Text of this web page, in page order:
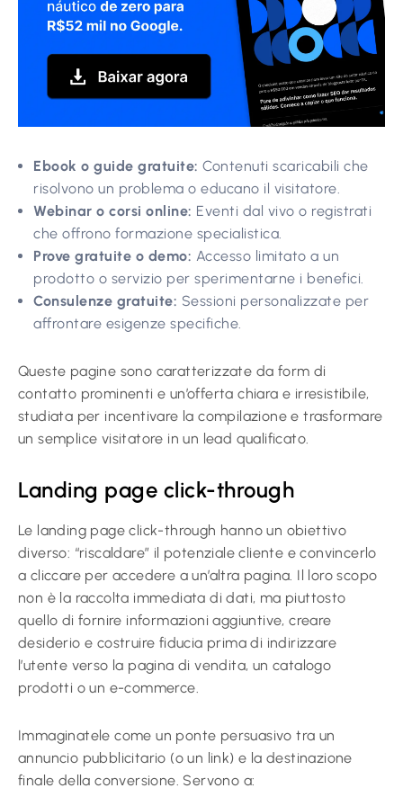
Ebook o guide gratuite: Contenuti scaricabili che
risolvono un problema o educano il visitatore.
Webinar o corsi online: Eventi dal vivo o registrati
che offrono formazione specialistica.
Prove gratuite o demo: Accesso limitato a un
prodotto o servizio per sperimentarne i benefici.
Consulenze gratuite: Sessioni personalizzate per
affrontare esigenze specifiche.
Queste pagine sono caratterizzate da form di
contatto prominenti e un’offerta chiara e irresistibile,
studiata per incentivare la compilazione e trasformare
un semplice visitatore in un lead qualificato.
Landing page click-through
Le landing page click-through hanno un obiettivo
diverso: “riscaldare” il potenziale cliente e convincerlo
a cliccare per accedere a un’altra pagina. Il loro scopo
non è la raccolta immediata di dati, ma piuttosto
quello di fornire informazioni aggiuntive, creare
desiderio e costruire fiducia prima di indirizzare
l’utente verso la pagina di vendita, un catalogo
prodotti o un e-commerce.
Immaginatele come un ponte persuasivo tra un
annuncio pubblicitario (o un link) e la destinazione
finale della conversione. Servono a: